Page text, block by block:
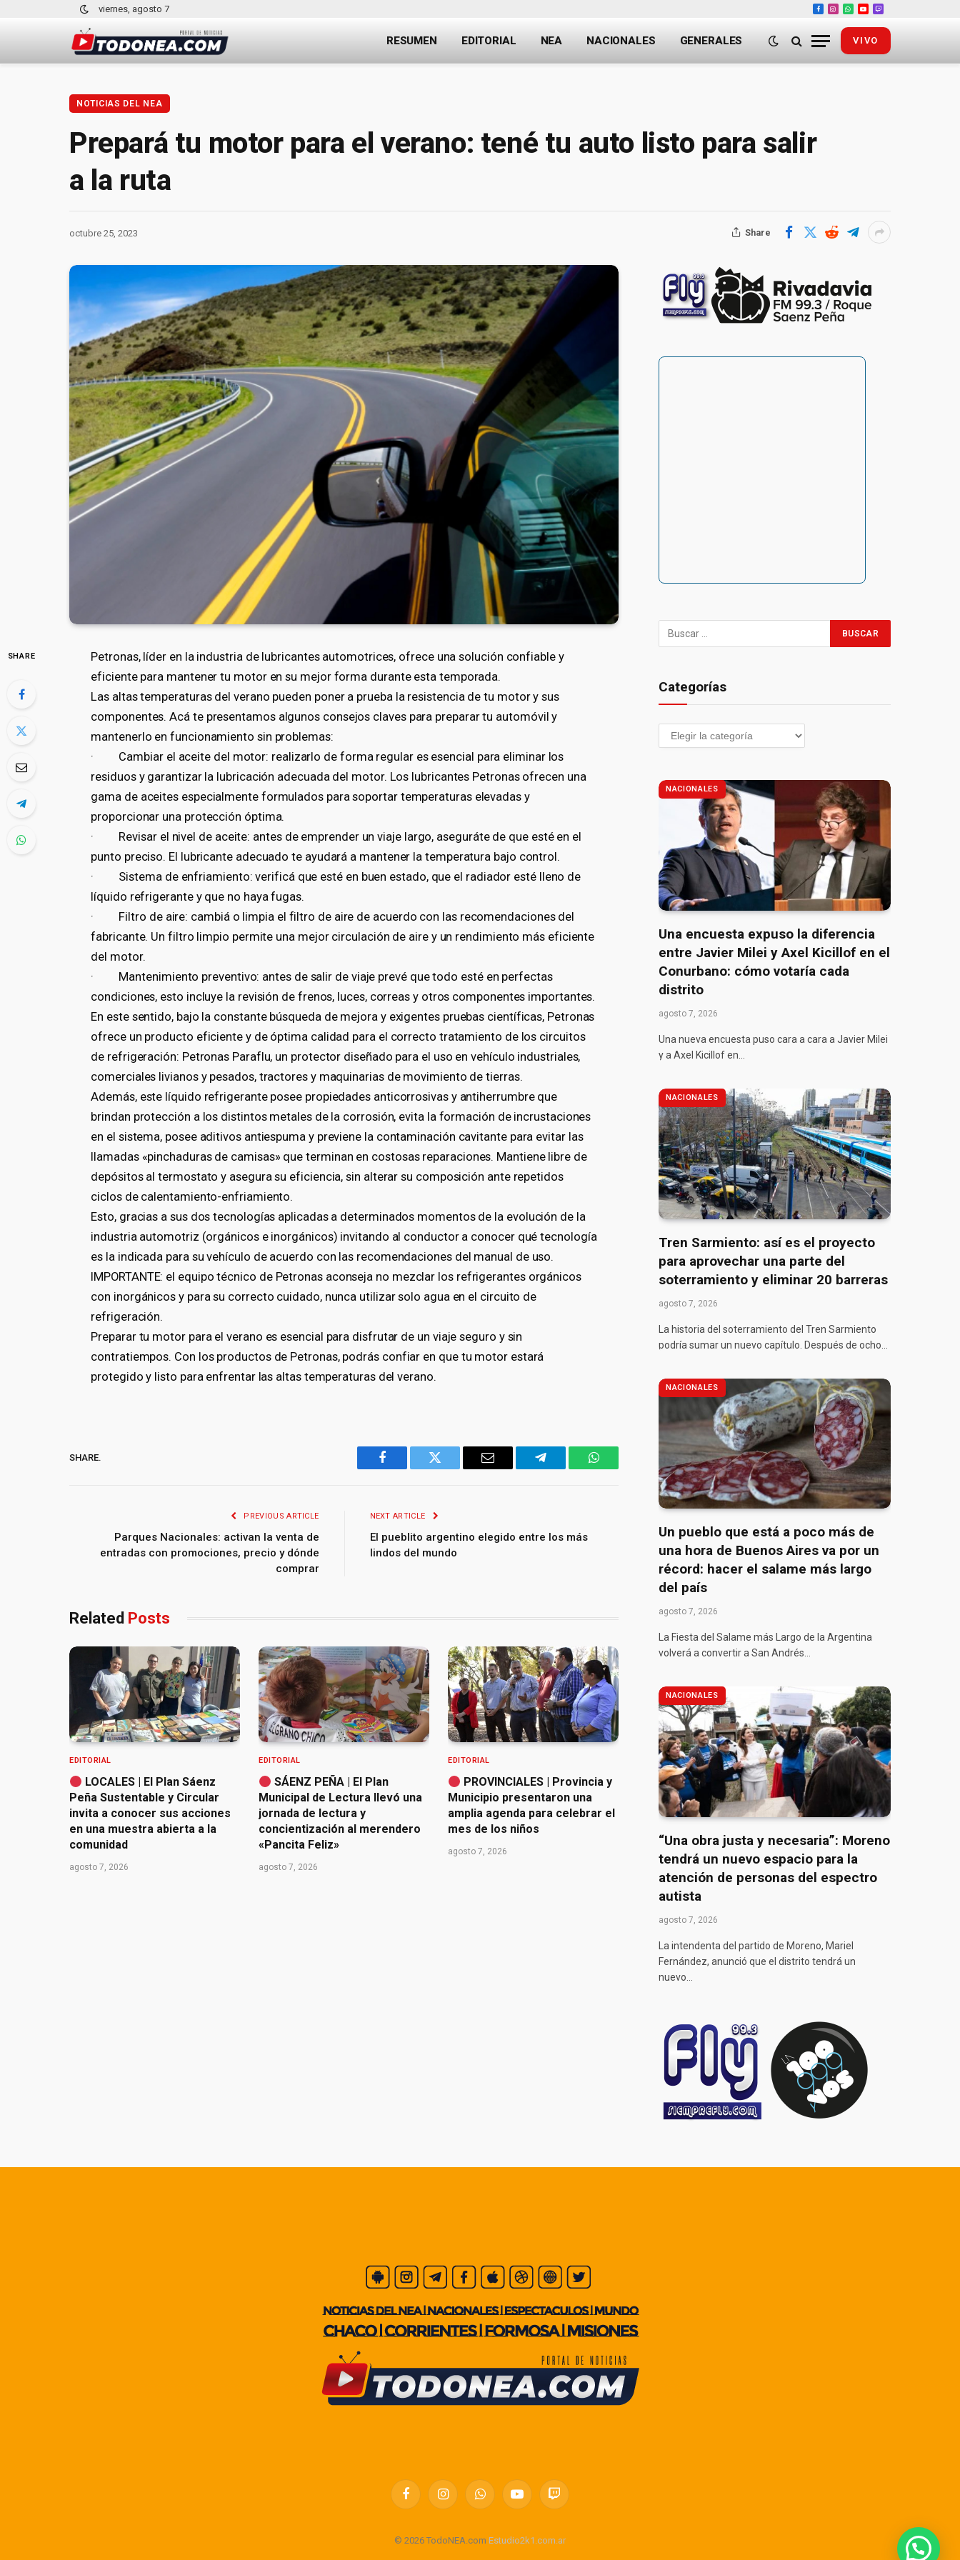
viernes, agosto 7
Facebook
Instagram
WhatsApp
YouTube
Twitch
RESUMEN EDITORIAL NEA NACIONALES GENERALES VIVO
NOTICIAS DEL NEA
Prepará tu motor para el verano: tené tu auto listo para salir
a la ruta
octubre 25, 2023 Share
SHARE
Petronas, líder en la industria de lubricantes automotrices, ofrece una solución confiable y
eficiente para mantener tu motor en su mejor forma durante esta temporada.
Las altas temperaturas del verano pueden poner a prueba la resistencia de tu motor y sus
componentes. Acá te presentamos algunos consejos claves para preparar tu automóvil y
mantenerlo en funcionamiento sin problemas:
· Cambiar el aceite del motor: realizarlo de forma regular es esencial para eliminar los
residuos y garantizar la lubricación adecuada del motor. Los lubricantes Petronas ofrecen una
gama de aceites especialmente formulados para soportar temperaturas elevadas y
proporcionar una protección óptima.
· Revisar el nivel de aceite: antes de emprender un viaje largo, aseguráte de que esté en el
punto preciso. El lubricante adecuado te ayudará a mantener la temperatura bajo control.
· Sistema de enfriamiento: verificá que esté en buen estado, que el radiador esté lleno de
líquido refrigerante y que no haya fugas.
· Filtro de aire: cambiá o limpia el filtro de aire de acuerdo con las recomendaciones del
fabricante. Un filtro limpio permite una mejor circulación de aire y un rendimiento más eficiente
del motor.
· Mantenimiento preventivo: antes de salir de viaje prevé que todo esté en perfectas
condiciones, esto incluye la revisión de frenos, luces, correas y otros componentes importantes.
En este sentido, bajo la constante búsqueda de mejora y exigentes pruebas científicas, Petronas
ofrece un producto eficiente y de óptima calidad para el correcto tratamiento de los circuitos
de refrigeración: Petronas Paraflu, un protector diseñado para el uso en vehículo industriales,
comerciales livianos y pesados, tractores y maquinarias de movimiento de tierras.
Además, este líquido refrigerante posee propiedades anticorrosivas y antiherrumbre que
brindan protección a los distintos metales de la corrosión, evita la formación de incrustaciones
en el sistema, posee aditivos antiespuma y previene la contaminación cavitante para evitar las
llamadas «pinchaduras de camisas» que terminan en costosas reparaciones. Mantiene libre de
depósitos al termostato y asegura su eficiencia, sin alterar su composición ante repetidos
ciclos de calentamiento-enfriamiento.
Esto, gracias a sus dos tecnologías aplicadas a determinados momentos de la evolución de la
industria automotriz (orgánicos e inorgánicos) invitando al conductor a conocer qué tecnología
es la indicada para su vehículo de acuerdo con las recomendaciones del manual de uso.
IMPORTANTE: el equipo técnico de Petronas aconseja no mezclar los refrigerantes orgánicos
con inorgánicos y para su correcto cuidado, nunca utilizar solo agua en el circuito de
refrigeración.
Preparar tu motor para el verano es esencial para disfrutar de un viaje seguro y sin
contratiempos. Con los productos de Petronas, podrás confiar en que tu motor estará
protegido y listo para enfrentar las altas temperaturas del verano.
SHARE.
Facebook Twitter Email Telegram WhatsApp
PREVIOUS ARTICLE
Parques Nacionales: activan la venta de
entradas con promociones, precio y dónde
comprar
NEXT ARTICLE
El pueblito argentino elegido entre los más
lindos del mundo
Related Posts
EDITORIAL
LOCALES | El Plan Sáenz
Peña Sustentable y Circular
invita a conocer sus acciones
en una muestra abierta a la
comunidad
agosto 7, 2026
EDITORIAL
SÁENZ PEÑA | El Plan
Municipal de Lectura llevó una
jornada de lectura y
concientización al merendero
«Pancita Feliz»
agosto 7, 2026
EDITORIAL
PROVINCIALES | Provincia y
Municipio presentaron una
amplia agenda para celebrar el
mes de los niños
agosto 7, 2026
Categorías
NACIONALES
Una encuesta expuso la diferencia
entre Javier Milei y Axel Kicillof en el
Conurbano: cómo votaría cada
distrito
agosto 7, 2026
Una nueva encuesta puso cara a cara a Javier Milei
y a Axel Kicillof en…
NACIONALES
Tren Sarmiento: así es el proyecto
para aprovechar una parte del
soterramiento y eliminar 20 barreras
agosto 7, 2026
La historia del soterramiento del Tren Sarmiento
podría sumar un nuevo capítulo. Después de ocho…
NACIONALES
Un pueblo que está a poco más de
una hora de Buenos Aires va por un
récord: hacer el salame más largo
del país
agosto 7, 2026
La Fiesta del Salame más Largo de la Argentina
volverá a convertir a San Andrés…
NACIONALES
“Una obra justa y necesaria”: Moreno
tendrá un nuevo espacio para la
atención de personas del espectro
autista
agosto 7, 2026
La intendenta del partido de Moreno, Mariel
Fernández, anunció que el distrito tendrá un
nuevo…
FacebookInstagramWhatsAppYouTubeTwitch
© 2026 TodoNEA.com Estudio2k1.com.ar